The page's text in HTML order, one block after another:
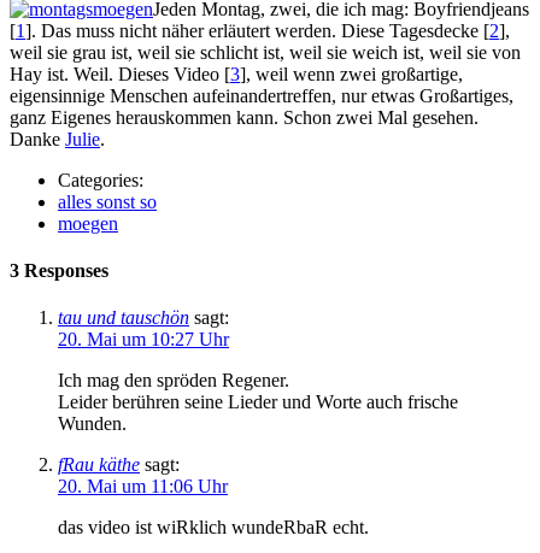
Jeden Montag, zwei, die ich mag: Boyfriendjeans
[1]. Das muss nicht näher erläutert werden. Diese Tagesdecke [2],
weil sie grau ist, weil sie schlicht ist, weil sie weich ist, weil sie von
Hay ist. Weil. Dieses Video [3], weil wenn zwei großartige,
eigensinnige Menschen aufeinandertreffen, nur etwas Großartiges,
ganz Eigenes herauskommen kann. Schon zwei Mal gesehen.
Danke Julie.
Categories:
alles sonst so
moegen
3 Responses
tau und tauschön sagt:
20. Mai um 10:27 Uhr
Ich mag den spröden Regener.
Leider berühren seine Lieder und Worte auch frische
Wunden.
fRau käthe sagt:
20. Mai um 11:06 Uhr
das video ist wiRklich wundeRbaR echt.